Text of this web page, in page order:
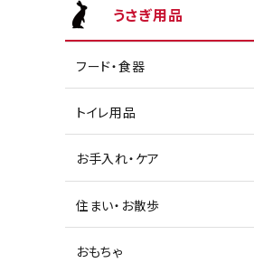
うさぎ用品
フード・食器
トイレ用品
お手入れ・ケア
住まい・お散歩
おもちゃ